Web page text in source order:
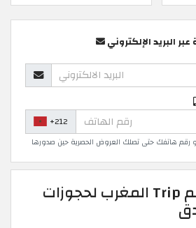
البريد الإلكتروني
+212
او رقم هاتفك حتى تصلك العروض الحصرية حين صدورها
أقوى كود خصم Trip المغرب لحجوزات